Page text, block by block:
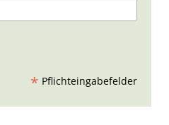
* Pflichteingabefelder